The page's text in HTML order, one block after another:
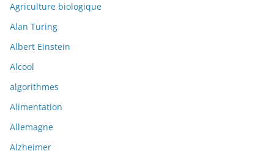
Agriculture biologique
Alan Turing
Albert Einstein
Alcool
algorithmes
Alimentation
Allemagne
Alzheimer